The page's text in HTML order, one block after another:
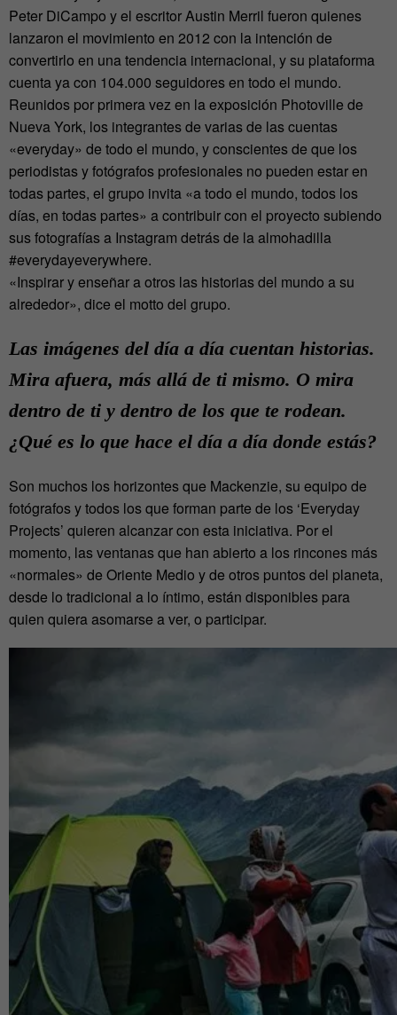
Peter DiCampo y el escritor Austin Merril fueron quienes
lanzaron el movimiento en 2012 con la intención de
convertirlo en una tendencia internacional, y su plataforma
cuenta ya con 104.000 seguidores en todo el mundo.
Reunidos por primera vez en la exposición Photoville de
Nueva York, los integrantes de varias de las cuentas
«everyday» de todo el mundo, y conscientes de que los
periodistas y fotógrafos profesionales no pueden estar en
todas partes, el grupo invita «a todo el mundo, todos los
días, en todas partes» a contribuir con el proyecto subiendo
sus fotografías a Instagram detrás de la almohadilla
#everydayeverywhere.
«Inspirar y enseñar a otros las historias del mundo a su
alrededor», dice el motto del grupo.
Las imágenes del día a día cuentan historias.
Mira afuera, más allá de ti mismo. O mira
dentro de ti y dentro de los que te rodean.
¿Qué es lo que hace el día a día donde estás?
Son muchos los horizontes que Mackenzie, su equipo de
fotógrafos y todos los que forman parte de los ‘Everyday
Projects’ quieren alcanzar con esta iniciativa. Por el
momento, las ventanas que han abierto a los rincones más
«normales» de Oriente Medio y de otros puntos del planeta,
desde lo tradicional a lo íntimo, están disponibles para
quien quiera asomarse a ver, o participar.